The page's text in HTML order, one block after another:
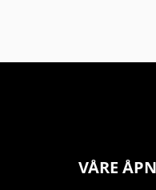
kan
VÅRE